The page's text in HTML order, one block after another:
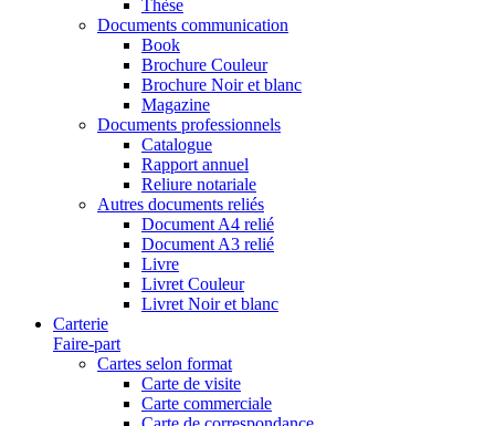
Thèse
Documents communication
Book
Brochure Couleur
Brochure Noir et blanc
Magazine
Documents professionnels
Catalogue
Rapport annuel
Reliure notariale
Autres documents reliés
Document A4 relié
Document A3 relié
Livre
Livret Couleur
Livret Noir et blanc
Carterie
Faire-part
Cartes selon format
Carte de visite
Carte commerciale